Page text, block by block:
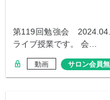
第119回勉強会
ライブ授業です。 会…
動画 サロン会員